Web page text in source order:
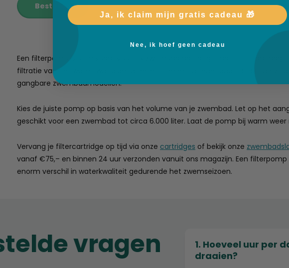
Bestellen
Een filterpomp is onmisbaar voor elk zwembad dat langer dan een paar
filtratie van het water, wat algengroei en troebeling tegengaat. Bij Buitiqo
gangbare zwembadmodellen.
Kies de juiste pomp op basis van het volume van je zwembad. Let op het
geschikt voor een zwembad tot circa 6.000 liter. Laat de pomp bij warm
Vervang je filtercartridge op tijd via onze cartridges of bekijk onze
vanaf €75,– en binnen 24 uur verzonden vanuit ons magazijn. Een
enorm verschil in waterkwaliteit gedurende het zwemseizoen.
vragen
1. Hoeveel uur per
draaien?
Ja, ik claim mijn gratis cadeau 🎁
Nee, ik hoef geen cadeau